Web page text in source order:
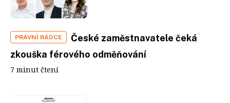
PRÁVNÍ RÁDCE
České zaměstnavatele čeká
zkouška férového odměňování
7 minut čtení